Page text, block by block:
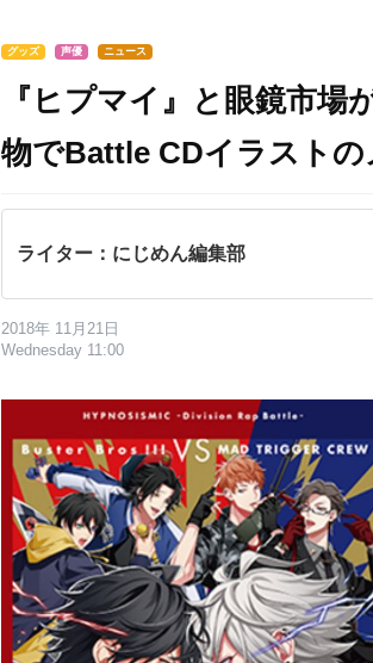
グッズ 声優 ニュース
『ヒプマイ』と眼鏡市場
物でBattle CDイラストの
ライター：にじめん編集部
2018年 11月21日
Wednesday 11:00